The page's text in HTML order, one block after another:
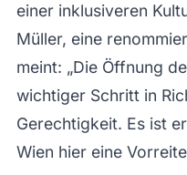
einer inklusiveren
Müller, eine
meint: „Die Öffnung
wichtiger Schritt in
Gerechtigkeit. Es ist
Wien hier eine